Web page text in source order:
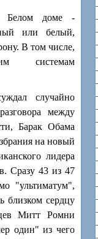
доме -
или белый,
В том числе,
системам
случайно
между
Барак Обама
на новый
лидера
Сразу 43 из 47
"ультиматум",
близком сердцу
Митт Ромни
один" из чего